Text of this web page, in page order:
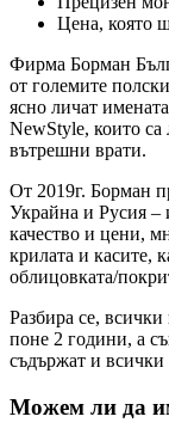
Цена, която
Фирма Борман
от големите
ясно личат
NewStyle, които
вътрешни врати.
От 2019г. Борман
Украйна и Русия –
качество и цени,
крилата и касите,
облицовката/
Разбира се,
поне 2 години, а
съдържат и всички
Можем ли да